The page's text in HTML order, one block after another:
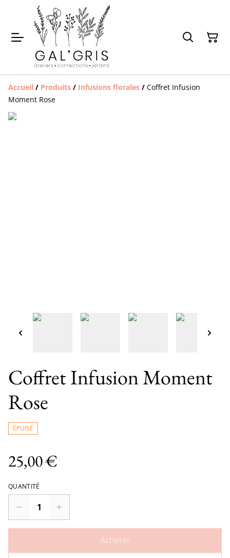
Accueil / Produits / Infusions florales / Coffret Infusion
Moment Rose
Coffret Infusion Moment
Rose
ÉPUISÉ
25,00 €
QUANTITÉ
Acheter